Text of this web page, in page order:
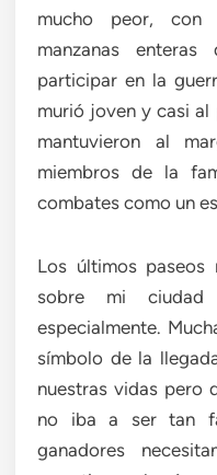
mucho peor, con
manzanas
participar en la
murió joven y casi
mantuvieron al
miembros de la
combates como un
Los últimos paseos
sobre mi
especialmente.
símbolo de la
nuestras vidas pero
no iba a ser tan
ganadores